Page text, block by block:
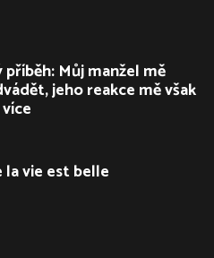
Můj manžel mě
jeho reakce mě však
la vie est belle